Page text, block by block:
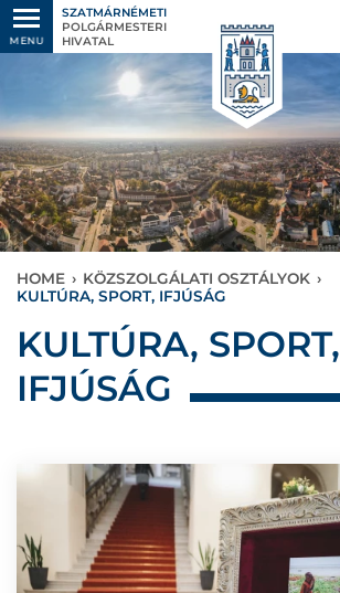
MENU
SZATMÁRNÉMETI
POLGÁRMESTERI
HIVATAL
HOME › KÖZSZOLGÁLATI OSZTÁLYOK ›
KULTÚRA, SPORT, IFJÚSÁG
KULTÚRA, SPORT,
IFJÚSÁG